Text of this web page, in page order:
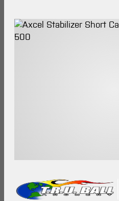
Bildergalerie überspringen